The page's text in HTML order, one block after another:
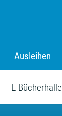
Ausleihen
E-Bücherhalle